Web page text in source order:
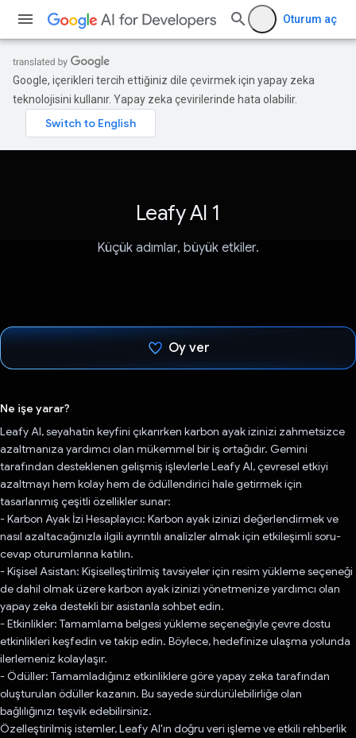
Oturum aç
Google, içerikleri tercih ettiğiniz dile çevirmek için yapay zeka
teknolojisini kullanır. Yapay zeka çevirilerinde hata olabilir.
Leafy AI 1
Küçük adımlar, büyük etkiler.
Oy ver
Ne işe yarar?
Leafy AI, seyahatin keyfini çıkarırken karbon ayak izinizi zahmetsizce
azaltmanıza yardımcı olan mükemmel bir iş ortağıdır. Gemini
tarafından desteklenen gelişmiş işlevlerle Leafy AI, çevresel etkiyi
azaltmayı hem kolay hem de ödüllendirici hale getirmek için
tasarlanmış çeşitli özellikler sunar:
- Karbon Ayak İzi Hesaplayıcı: Karbon ayak izinizi değerlendirmek ve
nasıl azaltacağınızla ilgili ayrıntılı analizler almak için etkileşimli soru-
cevap oturumlarına katılın.
- Kişisel Asistan: Kişiselleştirilmiş tavsiyeler için resim yükleme seçeneği
de dahil olmak üzere karbon ayak izinizi yönetmenize yardımcı olan
yapay zeka destekli bir asistanla sohbet edin.
- Etkinlikler: Tamamlama belgesi yükleme seçeneğiyle çevre dostu
etkinlikleri keşfedin ve takip edin. Böylece, hedefinize ulaşma yolunda
ilerlemeniz kolaylaşır.
- Ödüller: Tamamladığınız etkinliklere göre yapay zeka tarafından
oluşturulan ödüller kazanın. Bu sayede sürdürülebilirliğe olan
bağlılığınızı teşvik edebilirsiniz.
Özelleştirilmiş istemler, Leafy AI'ın doğru veri işleme ve etkili rehberlik